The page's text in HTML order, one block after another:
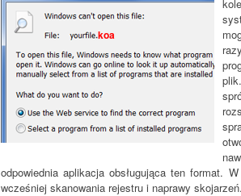
koa
odpowiednia aplikacja obsługująca ten format.
wcześniej skanowania rejestru i naprawy skojarzeń.